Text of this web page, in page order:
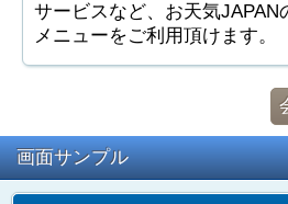
サービスなど、お天気JAPAN
メニューをご利用頂けます。
画面サンプル